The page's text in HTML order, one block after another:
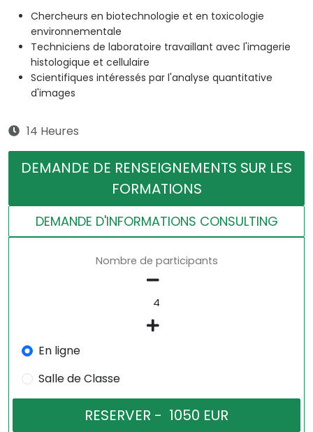
Chercheurs en biotechnologie et en toxicologie
environnementale
Techniciens de laboratoire travaillant avec l'imagerie
histologique et cellulaire
Scientifiques intéressés par l'analyse quantitative
d'images
14 Heures
DEMANDE DE RENSEIGNEMENTS SUR LES
FORMATIONS
DEMANDE D'INFORMATIONS CONSULTING
Nombre de participants
En ligne
Salle de Classe